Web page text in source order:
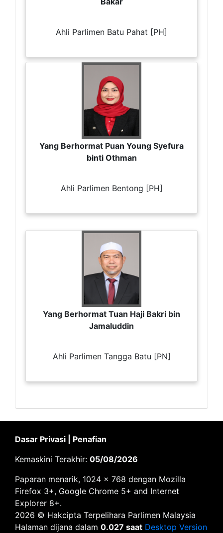
Ahli Parlimen Batu Pahat [PH]
Yang Berhormat Puan Young Syefura
binti Othman
Ahli Parlimen Bentong [PH]
Yang Berhormat Tuan Haji Bakri bin
Jamaluddin
Ahli Parlimen Tangga Batu [PN]
Dasar Privasi
Penafian
Kemaskini Terakhir: 05/08/2026
Paparan menarik, 1024 x 768 dengan Mozilla
Firefox 3+, Google Chrome 5+ and Internet
Explorer 8+.
2026 © Hakcipta Terpelihara Parlimen Malaysia
Halaman dijana dalam 0.027 saat Desktop Version